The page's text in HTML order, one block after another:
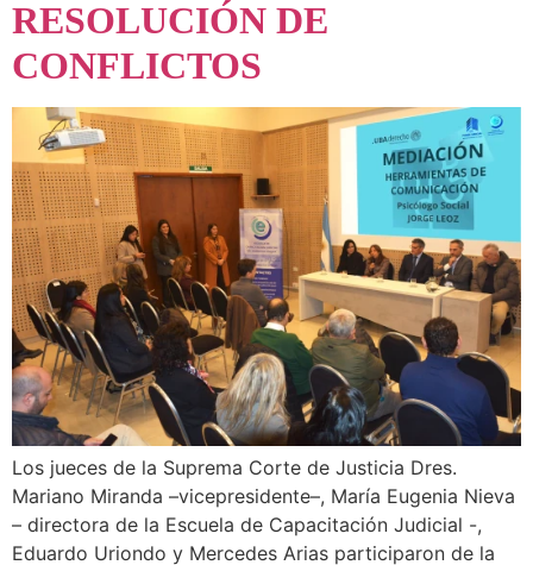
RESOLUCIÓN DE
CONFLICTOS
Los jueces de la Suprema Corte de Justicia Dres.
Mariano Miranda –vicepresidente–, María Eugenia Nieva
– directora de la Escuela de Capacitación Judicial -,
Eduardo Uriondo y Mercedes Arias participaron de la